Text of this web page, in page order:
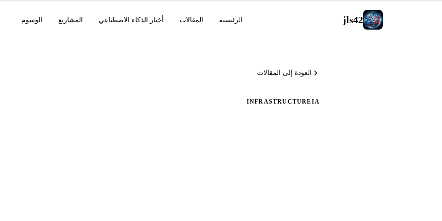
jls42 الرئيسية المقالات أخبار الذكاء الاصطناعي المشاريع الوسوم
العودة إلى المقالات
IA
INFRASTRUCTURE